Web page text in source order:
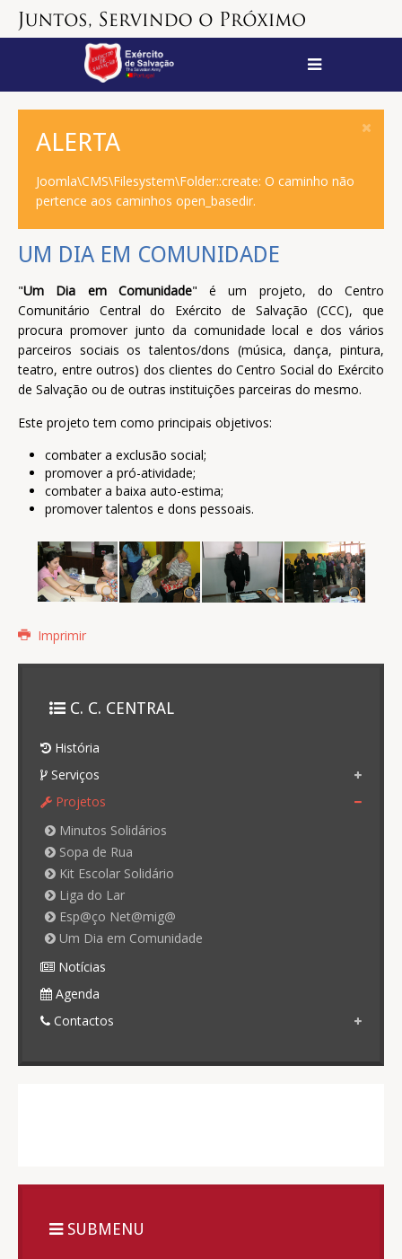
ALERTA
Joomla\CMS\Filesystem\Folder::create: O caminho não
pertence aos caminhos open_basedir.
UM DIA EM COMUNIDADE
"Um Dia em Comunidade" é um projeto, do Centro
Comunitário Central do Exército de Salvação (CCC), que
procura promover junto da comunidade local e dos vários
parceiros sociais os talentos/dons (música, dança, pintura,
teatro, entre outros) dos clientes do Centro Social do Exército
de Salvação ou de outras instituições parceiras do mesmo.
Este projeto tem como principais objetivos:
combater a exclusão social;
promover a pró-atividade;
combater a baixa auto-estima;
promover talentos e dons pessoais.
Imprimir
C. C. CENTRAL
História
Serviços
Projetos
Minutos Solidários
Sopa de Rua
Kit Escolar Solidário
Liga do Lar
Esp@ço Net@mig@
Um Dia em Comunidade
Notícias
Agenda
Contactos
SUBMENU